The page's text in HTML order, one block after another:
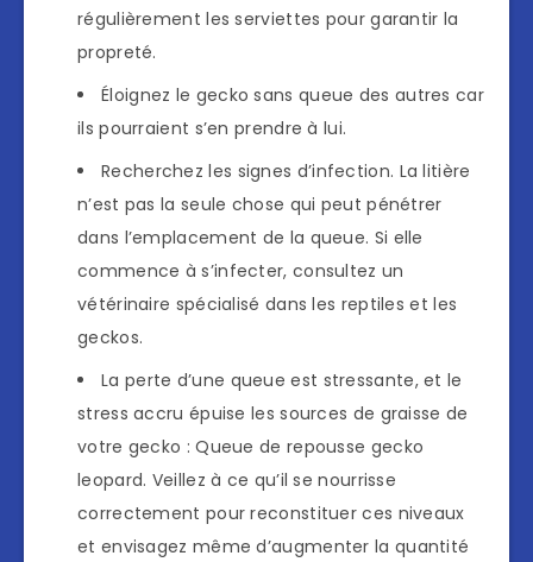
régulièrement les serviettes pour garantir la
propreté.
Éloignez le gecko sans queue des autres car
ils pourraient s’en prendre à lui.
Recherchez les signes d’infection. La litière
n’est pas la seule chose qui peut pénétrer
dans l’emplacement de la queue. Si elle
commence à s’infecter, consultez un
vétérinaire spécialisé dans les reptiles et les
geckos.
La perte d’une queue est stressante, et le
stress accru épuise les sources de graisse de
votre gecko : Queue de repousse gecko
leopard. Veillez à ce qu’il se nourrisse
correctement pour reconstituer ces niveaux
et envisagez même d’augmenter la quantité